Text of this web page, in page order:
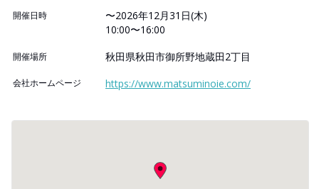
開催日時
〜2026年12月31日(木)
10:00〜16:00
開催場所 秋田県秋田市御所野地蔵田2丁目
会社ホームページ https://www.matsuminoie.com/